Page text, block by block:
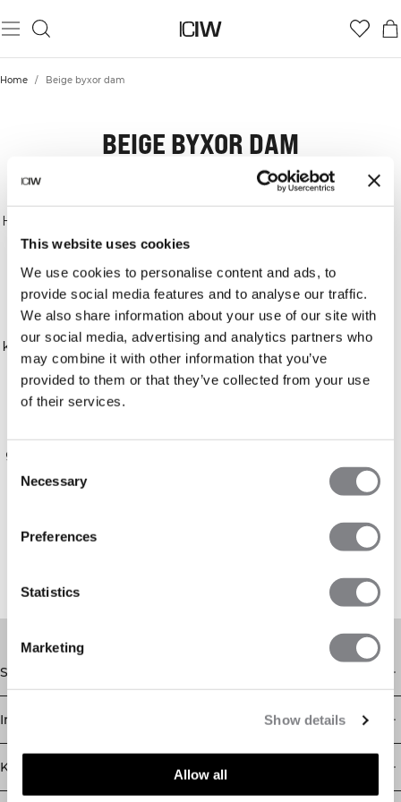
This website uses cookies
We use cookies to personalise content and ads, to
provide social media features and to analyse our traffic.
We also share information about your use of our site with
our social media, advertising and analytics partners who
may combine it with other information that you’ve
provided to them or that they’ve collected from your use
of their services.
Consent
Selection
Necessary
Preferences
Statistics
Marketing
Show details
Allow all
Home / Beige byxor dam
BEIGE BYXOR DAM
<h1> Beige byxor för dam
Här hittar du bekväma och flexibla byxor i beige för
dam. De passar lika bra för återhämtning som för
<h2> Beige mjukisbyxor för vila och
återhämtning
Våra mjukisbyxor är framtagna för maximal
komfort. Passformen tillåter rörelse samtidigt som
materialet känns mjukt mot huden.
<h2> Smidiga lager utanpå dina tights
utanpå dina träningstights. Den flexibla designen
gör att de sitter bra utan att begränsa rörligheten,
kombinera med både linnen och hoodies.
Shop
Information
Kundservice